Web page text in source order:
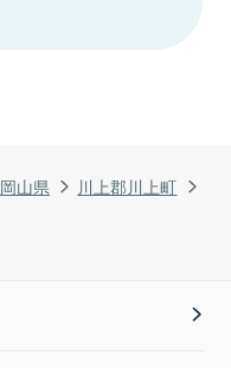
岡山県
川上郡川上町